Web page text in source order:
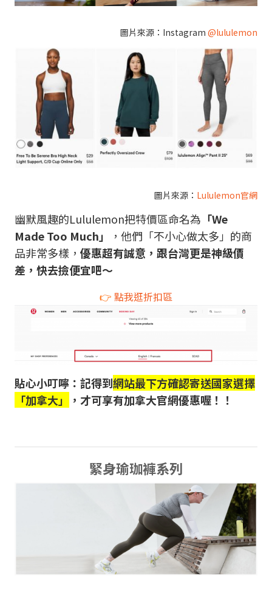
圖片來源： Instagram @lululemon
圖片來源： Lululemon官網
幽默風趣的Lululemon把特價區命名為 「We
Made Too Much」
，他們「不小心做太多」的商
品非常多樣， 優惠超有誠意，跟台灣更是神級價
差，快去撿便宜吧～
👉 點我逛折扣區
貼心小叮嚀：記得到網站最下方確認寄送國家選擇
「加拿大」
，才可享有加拿大官網優惠喔！！
緊身瑜珈褲系列